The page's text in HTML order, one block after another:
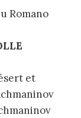
Romano
et